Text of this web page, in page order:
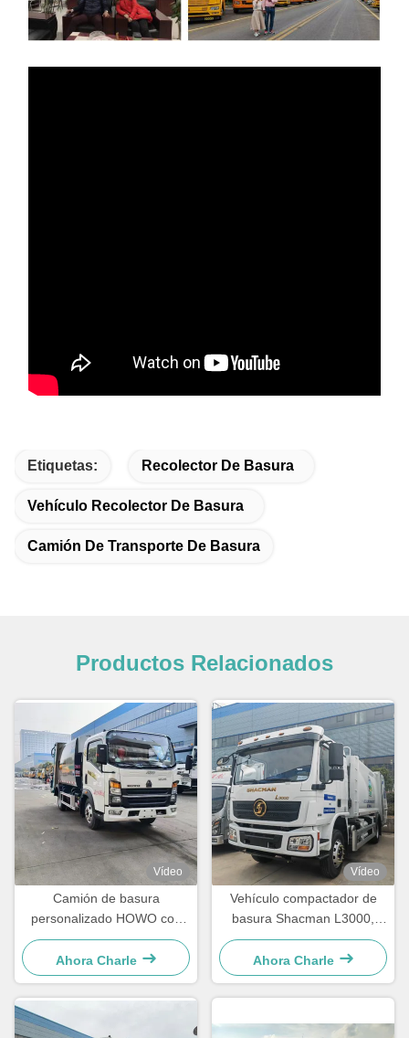
Etiquetas: Recolector De Basura
Vehículo Recolector De Basura
Camión De Transporte De Basura
Productos Relacionados
Vídeo
Camión de basura
personalizado HOWO con
compresor para la
eliminación de residuos
comprimidos
Ahora Charle
Vídeo
Vehículo compactador de
basura Shacman L3000,
camión recolector de basura
de 16 m³ con 260 CV
Ahora Charle